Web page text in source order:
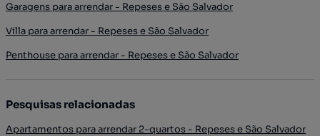
Garagens para arrendar - Repeses e São Salvador
Villa para arrendar - Repeses e São Salvador
Penthouse para arrendar - Repeses e São Salvador
Pesquisas relacionadas
Apartamentos para arrendar 2-quartos - Repeses e São Salvador